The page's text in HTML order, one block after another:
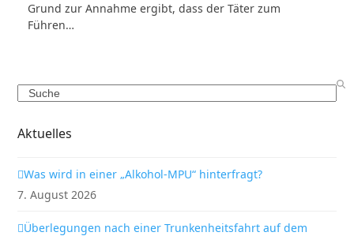
Grund zur Annahme ergibt, dass der Täter zum
Führen…
Search
Aktuelles
Was wird in einer „Alkohol-MPU“ hinterfragt?
7. August 2026
Überlegungen nach einer Trunkenheitsfahrt auf dem